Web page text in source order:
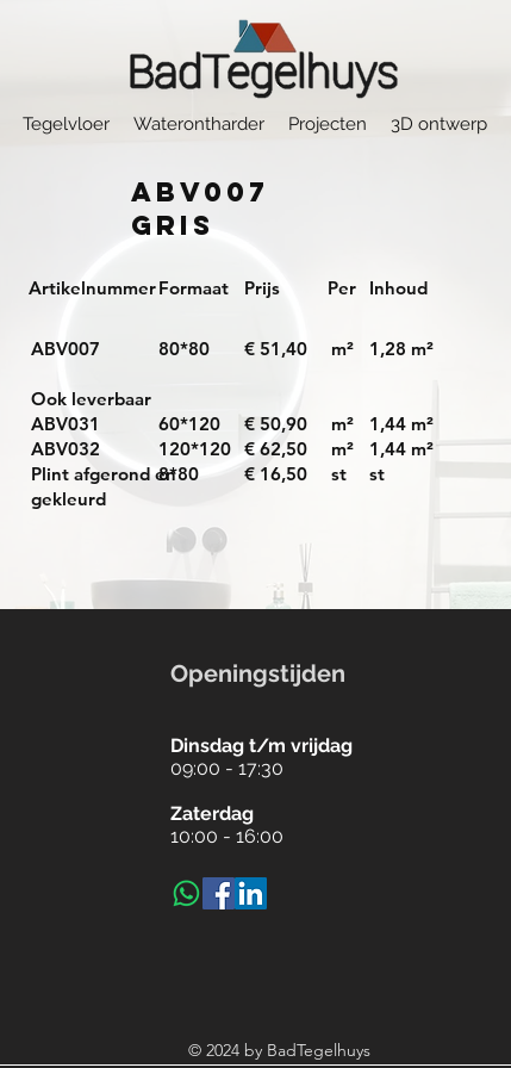
Tegelvloer Waterontharder Projecten 3D ontwerp
ABV007
Gris
ArtikelnummerFormaat Prijs Per Inhoud
80*80
60*120
120*120
8*80
€ 51,40
€ 50,90
€ 62,50
€ 16,50
ABV007
Ook leverbaar
ABV031
ABV032
Plint afgerond en
gekleurd
m²
m²
m²
st
1,28 m²
1,44 m²
1,44 m²
st
Dinsdag t/m vrijdag
09:00 - 17:30
Zaterdag
10:00 - 16:00
Openingstijden
© 2024 by BadTegelhuys